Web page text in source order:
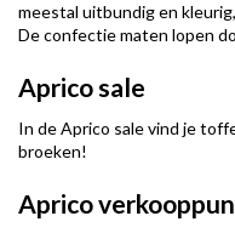
meestal uitbundig en
De confectie maten lopen
Aprico sale
In de Aprico sale vind je
broeken!
Aprico